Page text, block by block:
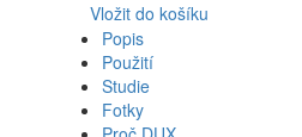
Vložit do košíku
Popis
Použití
Studie
Fotky